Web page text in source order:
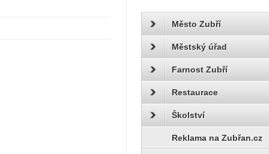
Město Zubří
Městský úřad
Farnost Zubří
Restaurace
Školství
Reklama na Zubřan.cz